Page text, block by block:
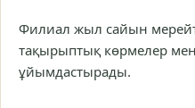
Филиал жыл сайын
тақырыптық көрмелер
ұйымдастырады.